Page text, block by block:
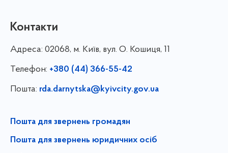
Контакти
Адреса: 02068, м. Київ, вул. О. Кошиця, 11
Телефон: +380 (44) 366-55-42
Пошта: rda.darnytska@kyivcity.gov.ua
Пошта для звернень громадян
Пошта для звернень юридичних осіб